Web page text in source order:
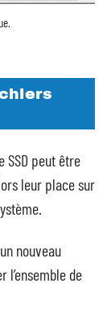
SSD peut être
leur place sur
nouveau
l’ensemble de